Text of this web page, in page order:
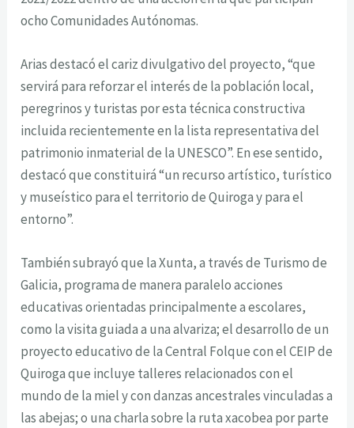
ocho Comunidades Autónomas.
Arias destacó el cariz divulgativo del proyecto, “que
servirá para reforzar el interés de la población local,
peregrinos y turistas por esta técnica constructiva
incluida recientemente en la lista representativa del
patrimonio inmaterial de la UNESCO”. En ese sentido,
destacó que constituirá “un recurso artístico, turístico
y museístico para el territorio de Quiroga y para el
entorno”.
También subrayó que la Xunta, a través de Turismo de
Galicia, programa de manera paralelo acciones
educativas orientadas principalmente a escolares,
como la visita guiada a una alvariza; el desarrollo de un
proyecto educativo de la Central Folque con el CEIP de
Quiroga que incluye talleres relacionados con el
mundo de la miel y con danzas ancestrales vinculadas a
las abejas; o una charla sobre la ruta xacobea por parte